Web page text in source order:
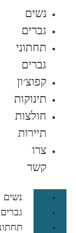
נשים
גברים
תחתוני
גברים
קפוצ׳ון
תינוקות
חולצות
תיירות
צרו
קשר
נשים
גברים
תחתוני